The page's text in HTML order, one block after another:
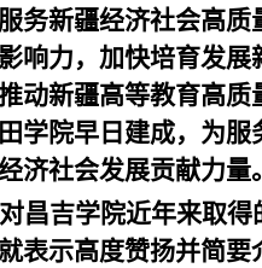
务新疆经济社会高质
响力，加快培育发展
动新疆高等教育高质
学院早日建成，为服
济社会发展贡献力量。
昌吉学院近年来取得
表示高度赞扬并简要